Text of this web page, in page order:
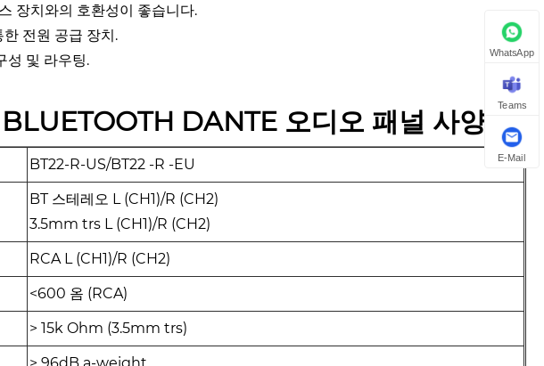
장치와의 호환성이 좋습니다.
전원 공급 장치.
성 및 라우팅.
DANTE 오디오 패널 사양
BT22-R-US/BT22 -R -EU
BT 스테레오 L (CH1)/R (CH2)
3.5mm trs L (CH1)/R (CH2)
RCA L (CH1)/R (CH2)
<600 옴 (RCA)
> 15k Ohm (3.5mm trs)
WhatsApp
Teams
E-Mail